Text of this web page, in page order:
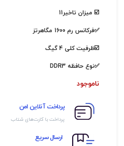
☑️ میزان تاخیر11
✅فرکانس رم 1600 مگاهرتز
☑️ظرفيت کلی 4 گیگ
✅نوع حافظه DDR3
ناموجود
پرداخت آنلاین امن
پرداخت با کارت‌های شتاب
ارسال سریع